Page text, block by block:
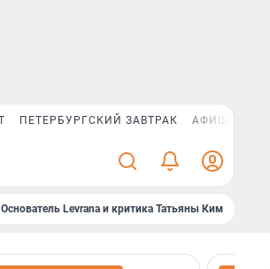
ПЕТЕРБУРГСКИЙ ЗАВТРАК АФИША PLUS
Основатель Levrana и критика Татьяны Ким